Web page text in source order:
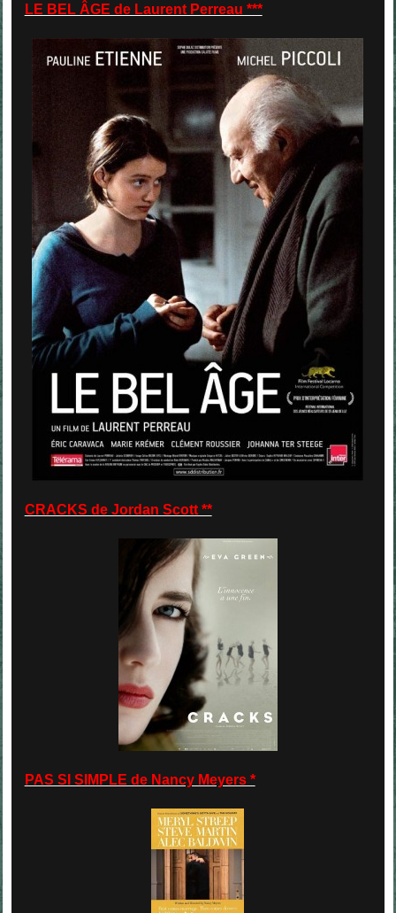
LE BEL ÂGE de Laurent Perreau ***
CRACKS de Jordan Scott **
PAS SI SIMPLE de Nancy Meyers *